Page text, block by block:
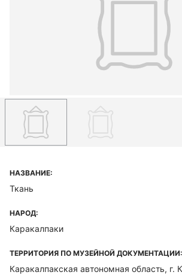
НАЗВАНИЕ:
Ткань
НАРОД:
Каракалпаки
ТЕРРИТОРИЯ ПО МУЗЕЙНОЙ ДОКУМЕНТАЦИИ:
Каракалпакская автономная область, г.